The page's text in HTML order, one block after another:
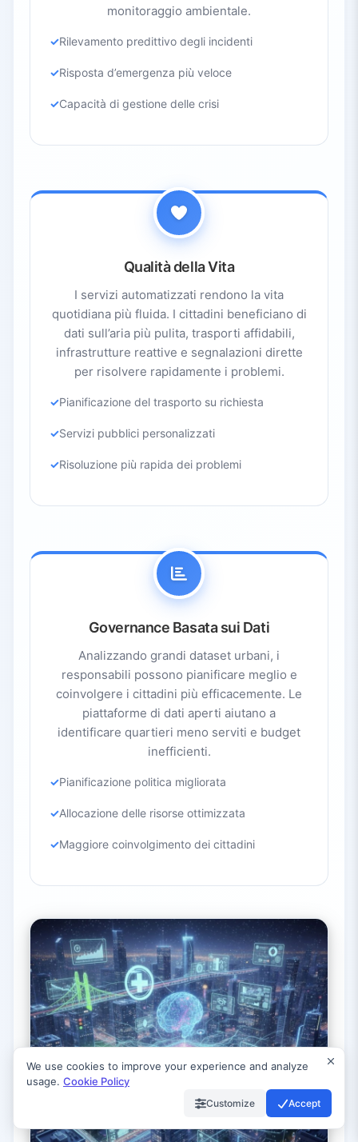
monitoraggio ambientale.
Rilevamento predittivo degli incidenti
Risposta d’emergenza più veloce
Capacità di gestione delle crisi
Qualità della Vita
I servizi automatizzati rendono la vita
quotidiana più fluida. I cittadini beneficiano di
dati sull’aria più pulita, trasporti affidabili,
infrastrutture reattive e segnalazioni dirette
per risolvere rapidamente i problemi.
Pianificazione del trasporto su richiesta
Servizi pubblici personalizzati
Risoluzione più rapida dei problemi
Governance Basata sui Dati
Analizzando grandi dataset urbani, i
responsabili possono pianificare meglio e
coinvolgere i cittadini più efficacemente. Le
piattaforme di dati aperti aiutano a
identificare quartieri meno serviti e budget
inefficienti.
Pianificazione politica migliorata
Allocazione delle risorse ottimizzata
Maggiore coinvolgimento dei cittadini
We use cookies to improve your experience and analyze
usage. Cookie Policy
Customize Accept